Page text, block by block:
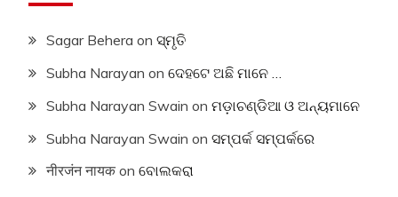
Sagar Behera on ସ୍ମୃତି
Subha Narayan on ଦେହଟେ ଅଛି ମାନେ …
Subha Narayan Swain on ମଡ଼ାଚଣ୍ଡିଆ ଓ ଅନ୍ୟମାନେ
Subha Narayan Swain on ସମ୍ପର୍କ ସମ୍ପର୍କରେ
नीरजंन नायक on ବୋଲକରା